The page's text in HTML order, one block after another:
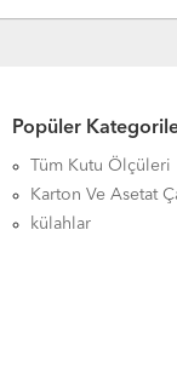
Popüler
Tüm Kutu Ölçüleri
Karton Ve Asetat
külahlar